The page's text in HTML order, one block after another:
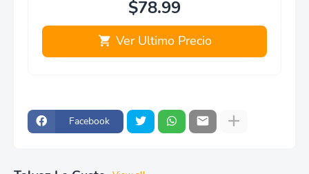
$78.99
Ver Ultimo Precio
Facebook